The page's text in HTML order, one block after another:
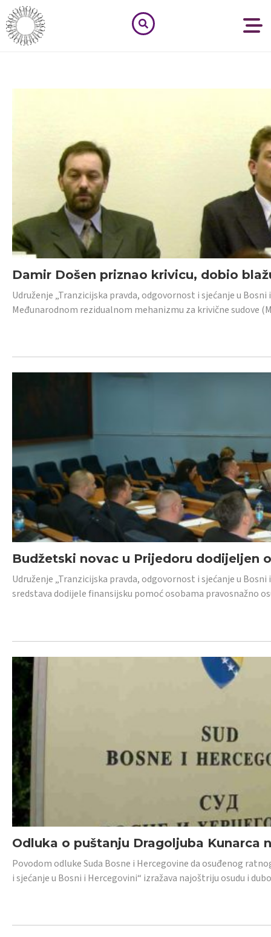
Damir Došen priznao krivicu, dobio
Udruženje „Tranzicijska pravda, odgovornost i sjećanje u
Međunarodnom rezidualnom mehanizmu za krivične sudove
Budžetski novac u Prijedoru dodijeljen
Udruženje „Tranzicijska pravda, odgovornost i sjećanje u
sredstava dodijele finansijsku pomoć osobama pravosnažno
Odluka o puštanju Dragoljuba Kunarca
Povodom odluke Suda Bosne i Hercegovine da osuđenog
i sjećanje u Bosni i Hercegovini“ izražava najoštriju osudu i